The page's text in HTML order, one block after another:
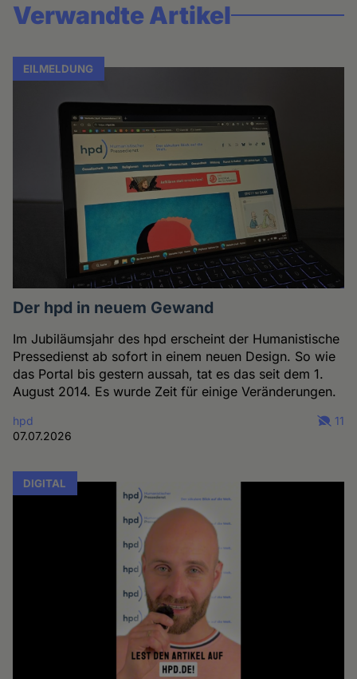
Verwandte Artikel
EILMELDUNG
Der hpd in neuem Gewand
Im Jubiläumsjahr des hpd erscheint der Humanistische
Pressedienst ab sofort in einem neuen Design. So wie
das Portal bis gestern aussah, tat es das seit dem 1.
August 2014. Es wurde Zeit für einige Veränderungen.
hpd
07.07.2026
11
DIGITAL